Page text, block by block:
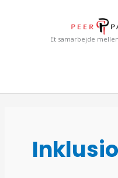
Et samarbejde